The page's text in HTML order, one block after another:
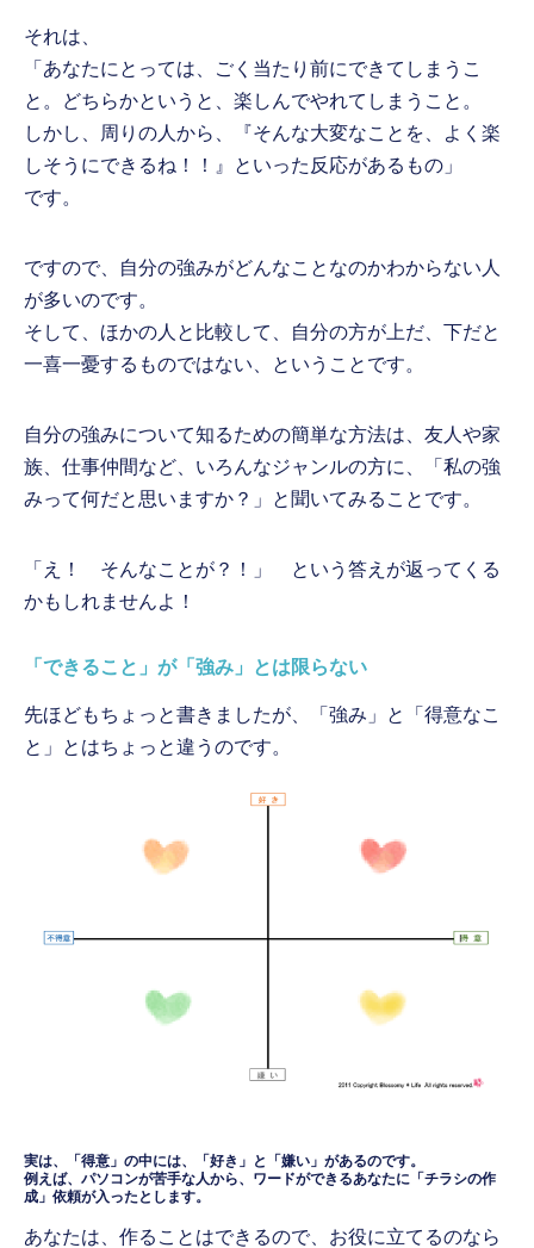
それは、
「あなたにとっては、ごく当たり前にできてしまうこ
と。どちらかというと、楽しんでやれてしまうこと。
しかし、周りの人から、『そんな大変なことを、よく楽
しそうにできるね！！』といった反応があるもの」
です。
ですので、自分の強みがどんなことなのかわからない人
が多いのです。
そして、ほかの人と比較して、自分の方が上だ、下だと
一喜一憂するものではない、ということです。
自分の強みについて知るための簡単な方法は、友人や家
族、仕事仲間など、いろんなジャンルの方に、「私の強
みって何だと思いますか？」と聞いてみることです。
「え！ そんなことが？！」 という答えが返ってくる
かもしれませんよ！
「できること」が「強み」とは限らない
先ほどもちょっと書きましたが、「強み」と「得意なこ
と」とはちょっと違うのです。
実は、「得意」の中には、「好き」と「嫌い」があるのです。
例えば、パソコンが苦手な人から、ワードができるあなたに「チラシの作
成」依頼が入ったとします。
あなたは、作ることはできるので、お役に立てるのなら